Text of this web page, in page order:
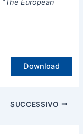
“The European
Download
SUCCESSIVO